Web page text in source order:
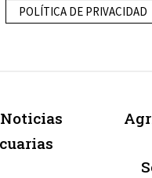
POLÍTICA DE PRIVACIDAD